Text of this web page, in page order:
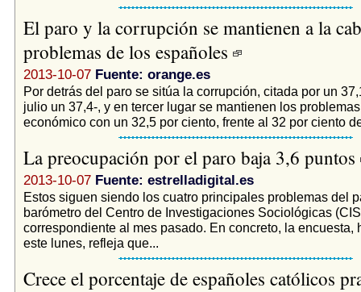
El paro y la corrupción se mantienen a la
problemas de los españoles
2013-10-07 Fuente: orange.es
Por detrás del paro se sitúa la corrupción, citada por un
julio un 37,4-, y en tercer lugar se mantienen los
económico con un 32,5 por ciento, frente al 32 por ciento
La preocupación por el paro baja 3,6 puntos
2013-10-07 Fuente: estrelladigital.es
Estos siguen siendo los cuatro principales problemas del
barómetro del Centro de Investigaciones Sociológicas
correspondiente al mes pasado. En concreto, la encuesta,
este lunes, refleja que...
Crece el porcentaje de españoles católicos